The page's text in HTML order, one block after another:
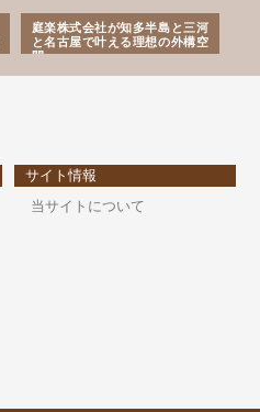
庭楽株式会社が知多半島と三河
と名古屋で叶える理想の外構空
間
サイト情報
当サイトについて